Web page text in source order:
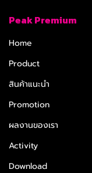
Peak Premium
Home
Product
สินค้าแนะนำ
Promotion
ผลงานของเรา
Activity
Download